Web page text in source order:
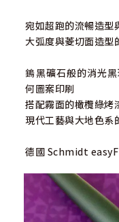
宛如超跑的流暢造型
大弧度與菱切面造型
鎢黑礦石般的消光
何圖案印刷
搭配霧面的橄欖綠烤
現代工藝與大地色系
德國 Schmidt